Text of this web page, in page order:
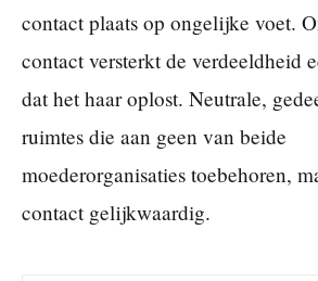
contact plaats op ongelijke voet.
contact versterkt de verdeeldheid
dat het haar oplost. Neutrale,
ruimtes die aan geen van beide
moederorganisaties toebehoren,
contact gelijkwaardig.